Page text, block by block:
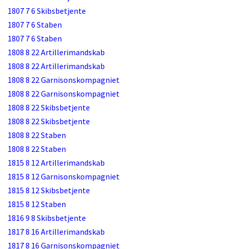
1807 7 6 Skibsbetjente
1807 7 6 Staben
1807 7 6 Staben
1808 8 22 Artillerimandskab
1808 8 22 Artillerimandskab
1808 8 22 Garnisonskompagniet
1808 8 22 Garnisonskompagniet
1808 8 22 Skibsbetjente
1808 8 22 Skibsbetjente
1808 8 22 Staben
1808 8 22 Staben
1815 8 12 Artillerimandskab
1815 8 12 Garnisonskompagniet
1815 8 12 Skibsbetjente
1815 8 12 Staben
1816 9 8 Skibsbetjente
1817 8 16 Artillerimandskab
1817 8 16 Garnisonskompagniet